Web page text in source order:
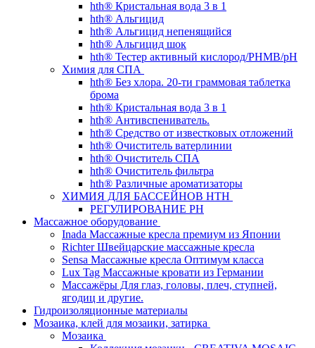
hth® Кристальная вода 3 в 1
hth® Альгицид
hth® Альгицид непенящийся
hth® Альгицид шок
hth® Тестер активный кислород/PHMB/pH
Химия для СПА
hth® Без хлора. 20-ти граммовая таблетка
брома
hth® Кристальная вода 3 в 1
hth® Антивспениватель.
hth® Средство от известковых отложений
hth® Очиститель ватерлинии
hth® Очиститель СПА
hth® Очиститель фильтра
hth® Различные ароматизаторы
ХИМИЯ ДЛЯ БАССЕЙНОВ HTH
РЕГУЛИРОВАНИЕ PH
Массажное оборудование
Inada Массажные кресла премиум из Японии
Richter Швейцарские массажные кресла
Sensа Массажные кресла Оптимум класса
Lux Tag Массажные кровати из Германии
Массажёры Для глаз, головы, плеч, ступней,
ягодиц и другие.
Гидроизоляционные материалы
Мозаика, клей для мозаики, затирка
Мозаика